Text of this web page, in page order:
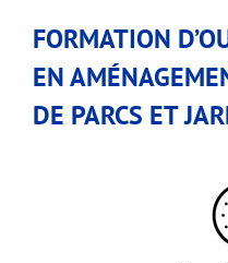
FORMATION
EN
DE PARCS ET